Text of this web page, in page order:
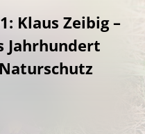
Klaus Zeibig –
Jahrhundert